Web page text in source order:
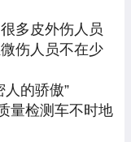
多皮外伤人员
伤人员不在少
人的骄傲”
量检测车不时地